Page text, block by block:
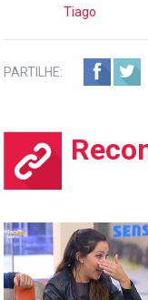
Tiago
PARTILHE: